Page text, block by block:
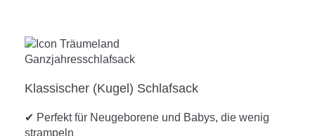
Klassischer (Kugel) Schlafsack
✔ Perfekt für Neugeborene und Babys, die wenig
strampeln